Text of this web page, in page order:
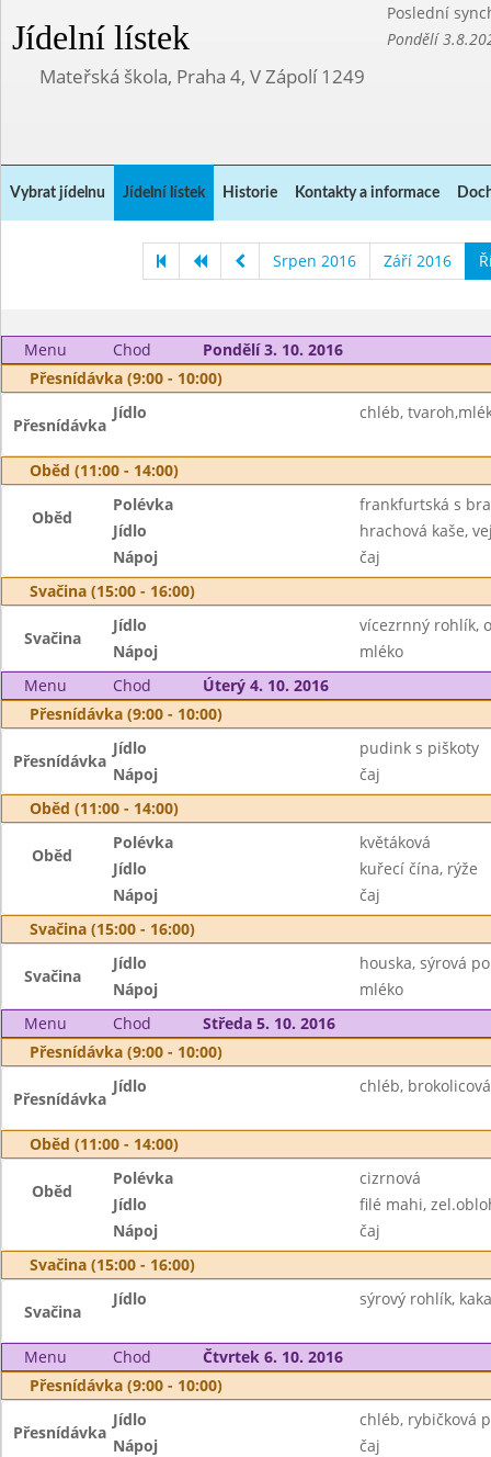
Jídelní lístek
Poslední
Pondělí
Mateřská škola, Praha 4, V Zápolí 1249
Vybrat jídelnu Jídelní lístek Historie Kontakty a informace
Srpen 2016 Září 2016
Menu Chod
Pondělí 3. 10. 2016
Přesnídávka (9:00 - 10:00)
Přesnídávka
Jídlo chléb,
Oběd (11:00 - 14:00)
Oběd
Polévka
frankfurtská s
Jídlo
hrachová kaše,
Nápoj
čaj
Svačina (15:00 - 16:00)
Svačina
Jídlo
vícezrnný rohlík,
Nápoj
mléko
Menu
Chod
Úterý 4. 10. 2016
Přesnídávka (9:00 - 10:00)
Přesnídávka
Jídlo
pudink s piškoty
Nápoj
čaj
Oběd (11:00 - 14:00)
Oběd
Polévka
květáková
Jídlo
kuřecí čína, rýže
Nápoj
čaj
Svačina (15:00 - 16:00)
Svačina
Jídlo
houska, sýrová
Nápoj
mléko
Menu
Chod
Středa 5. 10. 2016
Přesnídávka (9:00 - 10:00)
Přesnídávka
Jídlo chléb,
Oběd (11:00 - 14:00)
Oběd
Polévka
cizrnová
Jídlo
filé mahi,
Nápoj
čaj
Svačina (15:00 - 16:00)
Svačina
Jídlo sýrový rohlík,
Menu Chod
Čtvrtek 6. 10. 2016
Přesnídávka (9:00 - 10:00)
Přesnídávka
Jídlo
chléb, rybičková
Nápoj
čaj